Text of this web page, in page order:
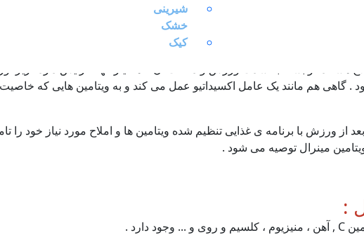
شیرینی
خشک
کیک
از یک ویتامین یا یکی از املاح است و بسته به شرایط فرد و دریافت غذایی
ویتامینی برای فرد استفاده می شود . مانند بعد از جراحی ها ، سنین رشد و
گاهی هم مانند یک عامل اکسیداتیو عمل می کند و به ویتامین هایی که خاصیت
ورزش با برنامه ی غذایی تنظیم شده ویتامین ها و املاح مورد نیاز خود را
مینرال توصیه می شود .
: